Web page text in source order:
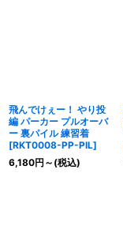
飛んでけぇー！ やり投
編 パーカー プルオーバ
ー 裏パイル 練習着
[RKT0008-PP-PIL]
6,180円 ～ (税込)